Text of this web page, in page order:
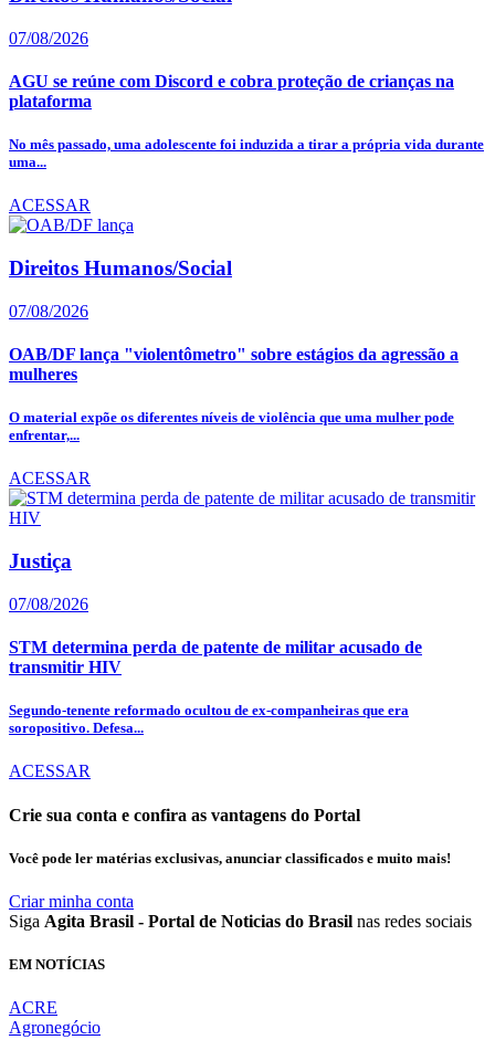
07/08/2026
AGU se reúne com Discord e cobra proteção de crianças na
plataforma
No mês passado, uma adolescente foi induzida a tirar a própria vida durante
uma...
ACESSAR
Direitos Humanos/Social
07/08/2026
OAB/DF lança "violentômetro" sobre estágios da agressão a
mulheres
O material expõe os diferentes níveis de violência que uma mulher pode
enfrentar,...
ACESSAR
Justiça
07/08/2026
STM determina perda de patente de militar acusado de
transmitir HIV
Segundo-tenente reformado ocultou de ex-companheiras que era
soropositivo. Defesa...
ACESSAR
Crie sua conta e confira as vantagens do Portal
Você pode ler matérias exclusivas, anunciar classificados e muito mais!
Criar minha conta
Siga Agita Brasil - Portal de Noticias do Brasil nas redes sociais
EM NOTÍCIAS
ACRE
Agronegócio